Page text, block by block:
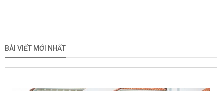
BÀI VIẾT MỚI NHẤT